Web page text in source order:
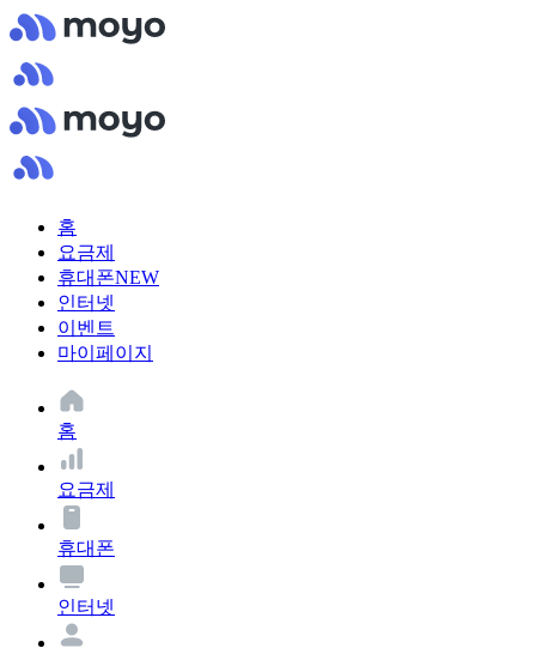
홈
요금제
휴대폰NEW
인터넷
이벤트
마이페이지
홈
요금제
휴대폰
인터넷